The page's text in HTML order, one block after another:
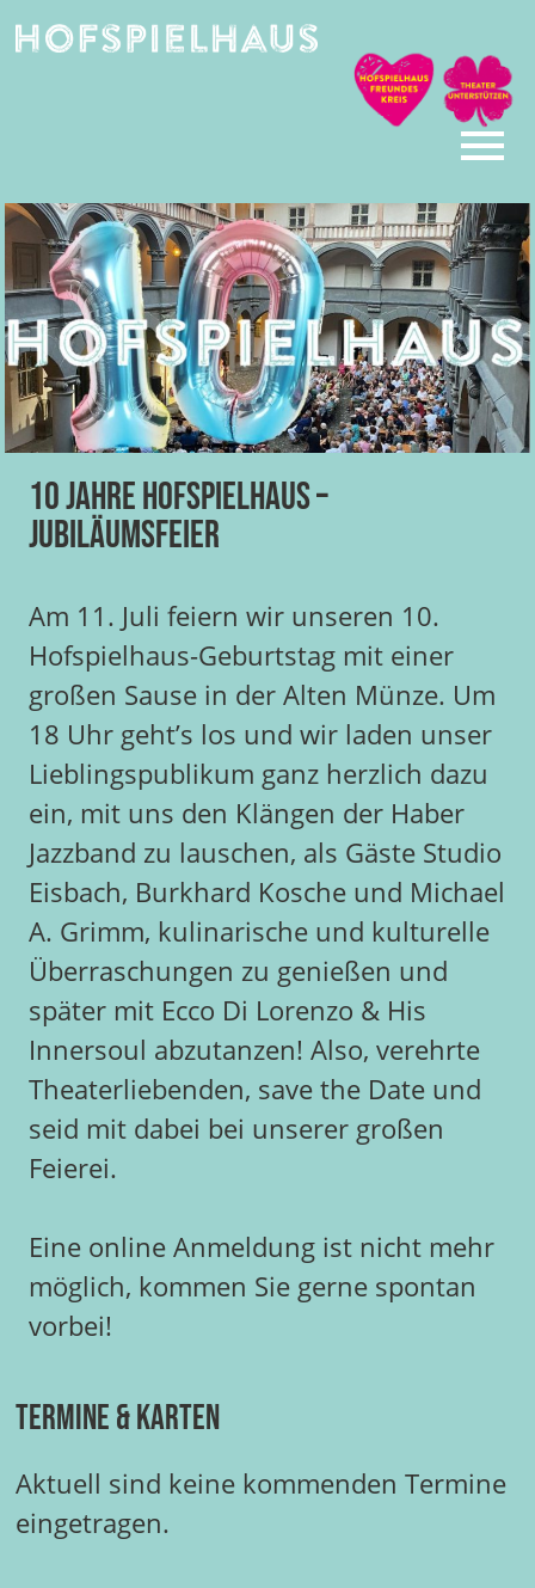
10 Jahre Hofspielhaus –
Jubiläumsfeier
Am 11. Juli feiern wir unseren 10.
Hofspielhaus-Geburtstag mit einer
großen Sause in der Alten Münze. Um
18 Uhr geht’s los und wir laden unser
Lieblingspublikum ganz herzlich dazu
ein, mit uns den Klängen der Haber
Jazzband zu lauschen, als Gäste Studio
Eisbach, Burkhard Kosche und Michael
A. Grimm, kulinarische und kulturelle
Überraschungen zu genießen und
später mit Ecco Di Lorenzo & His
Innersoul abzutanzen! Also, verehrte
Theaterliebenden, save the Date und
seid mit dabei bei unserer großen
Feierei.
Eine online Anmeldung ist nicht mehr
möglich, kommen Sie gerne spontan
vorbei!
Termine & Karten
Aktuell sind keine kommenden Termine
eingetragen.